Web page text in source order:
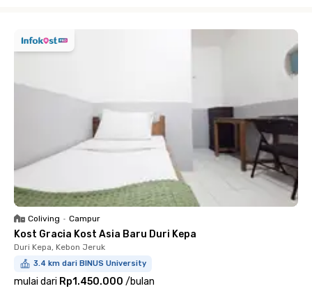
Coliving • Campur
Kost Gracia Kost Asia Baru Duri Kepa
Duri Kepa, Kebon Jeruk
3.4 km dari BINUS University
mulai dari Rp1.450.000 /bulan